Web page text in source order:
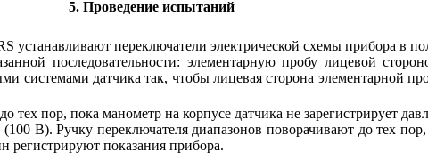
5. Проведение испытаний
устанавливают переключатели электрической схемы прибора в
последовательности: элементарную пробу лицевой
датчика так, чтобы лицевая сторона элементарной
пор, пока манометр на корпусе датчика не зарегистрирует
В). Ручку переключателя диапазонов поворачивают до тех
показания прибора.